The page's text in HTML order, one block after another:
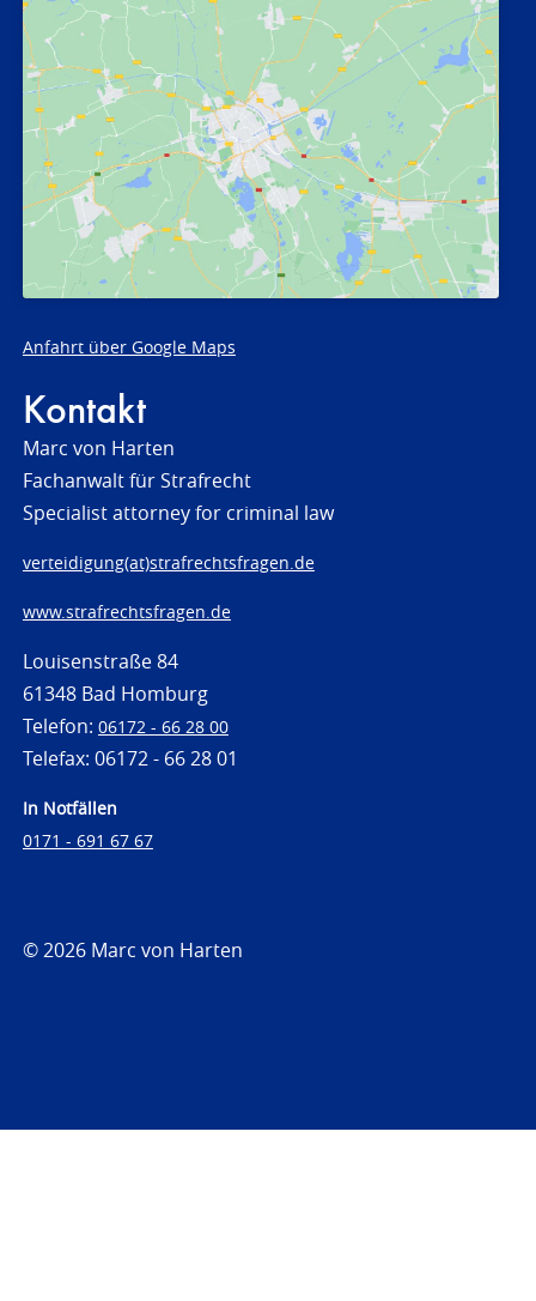
Anfahrt über Google Maps
Kontakt
Marc von Harten
Fachanwalt für Strafrecht
Specialist attorney for criminal law
verteidigung(at)strafrechtsfragen.de
www.strafrechtsfragen.de
Louisenstraße 84
61348 Bad Homburg
Telefon: 06172 - 66 28 00
Telefax: 06172 - 66 28 01
In Notfällen
0171 - 691 67 67
© 2026 Marc von Harten